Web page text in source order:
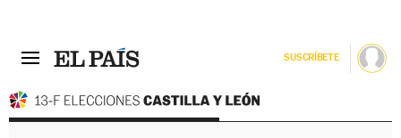
SUSCRÍBETE